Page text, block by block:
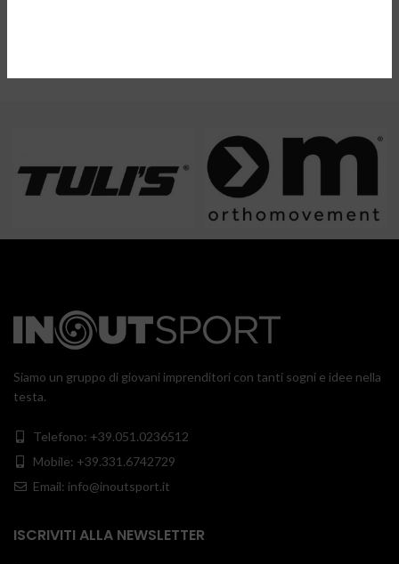
Siamo un gruppo di giovani imprenditori con tanti sogni e idee nella
testa.
Telefono: +39.051.0236512
Mobile: +39.331.6742729
Email: info@inoutsport.it
ISCRIVITI ALLA NEWSLETTER